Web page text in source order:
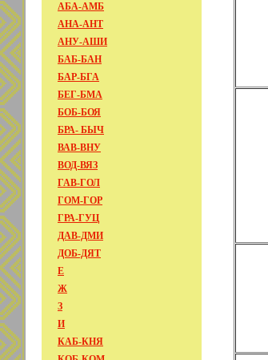
АБА-АМБ
АНА-АНТ
АНУ-АШИ
БАБ-БАН
БАР-БГА
БЕГ-БМА
БОБ-БОЯ
БРА- БЫЧ
ВАВ-ВНУ
ВОД-ВЯЗ
ГАВ-ГОЛ
ГОМ-ГОР
ГРА-ГУЦ
ДАВ-ДМИ
ДОБ-ДЯТ
Е
Ж
З
И
КАБ-КНЯ